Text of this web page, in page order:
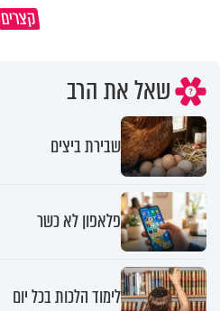
קצרים
שאל את הרב
שבירת ביצים
פלאפון לא כשר
לימוד הלכות בכל יום